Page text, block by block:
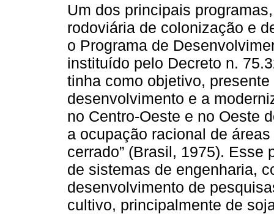
Um dos principais
rodoviária de colonização e
o Programa de
instituído pelo Decreto n.
tinha como objetivo, presente
desenvolvimento e a
no Centro-Oeste e no Oeste
a ocupação racional de
cerrado” (Brasil, 1975).
de sistemas de engenharia,
desenvolvimento de
cultivo, principalmente de